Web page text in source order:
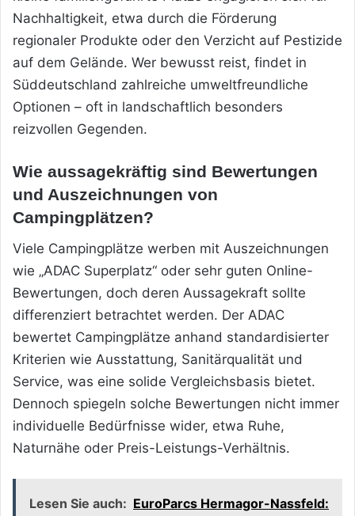
Nachhaltigkeit, etwa durch die Förderung
regionaler Produkte oder den Verzicht auf Pestizide
auf dem Gelände. Wer bewusst reist, findet in
Süddeutschland zahlreiche umweltfreundliche
Optionen – oft in landschaftlich besonders
reizvollen Gegenden.
Wie aussagekräftig sind Bewertungen
und Auszeichnungen von
Campingplätzen?
Viele Campingplätze werben mit Auszeichnungen
wie „ADAC Superplatz“ oder sehr guten Online-
Bewertungen, doch deren Aussagekraft sollte
differenziert betrachtet werden. Der ADAC
bewertet Campingplätze anhand standardisierter
Kriterien wie Ausstattung, Sanitärqualität und
Service, was eine solide Vergleichsbasis bietet.
Dennoch spiegeln solche Bewertungen nicht immer
individuelle Bedürfnisse wider, etwa Ruhe,
Naturnähe oder Preis-Leistungs-Verhältnis.
Lesen Sie auch: EuroParcs Hermagor-Nassfeld: